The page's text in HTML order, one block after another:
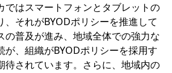
ではスマートフォンとタブレットの
、それがBYODポリシーを推進して
の普及が進み、地域全体での強力な
が、組織がBYODポリシーを採用す
待されています。さらに、地域内の